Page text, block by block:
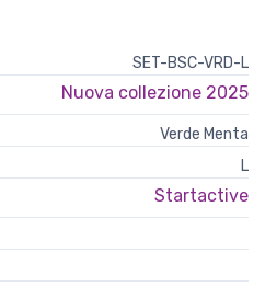
SET-BSC-VRD-L
Nuova collezione 2025
Verde Menta
L
Startactive